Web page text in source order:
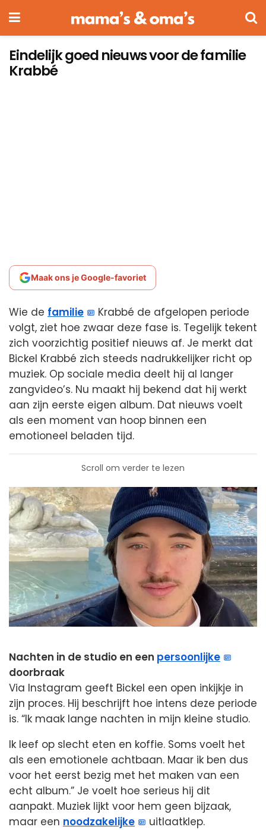
Eindelijk goed nieuws voor de familie
Krabbé
Maak ons je Google-favoriet
Wie de familie
Krabbé de afgelopen periode
volgt, ziet hoe zwaar deze fase is. Tegelijk tekent
zich voorzichtig positief nieuws af. Je merkt dat
Bickel Krabbé zich steeds nadrukkelijker richt op
muziek. Op sociale media deelt hij al langer
zangvideo’s. Nu maakt hij bekend dat hij werkt
aan zijn eerste eigen album. Dat nieuws voelt
als een moment van hoop binnen een
emotioneel beladen tijd.
Scroll om verder te lezen
Nachten in de studio en een persoonlijke
doorbraak
Via Instagram geeft Bickel een open inkijkje in
zijn proces. Hij beschrijft hoe intens deze periode
is. “Ik maak lange nachten in mijn kleine studio.
Ik leef op slecht eten en koffie. Soms voelt het
als een emotionele achtbaan. Maar ik ben dus
voor het eerst bezig met het maken van een
echt album.” Je voelt hoe serieus hij dit
aanpakt. Muziek lijkt voor hem geen bijzaak,
maar een noodzakelijke uitlaatklep.